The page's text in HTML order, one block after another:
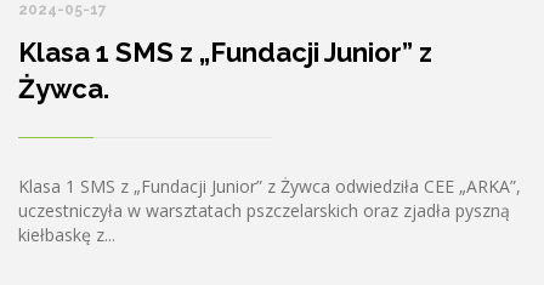
2024-05-17
Klasa 1 SMS z „Fundacji Junior” z
Żywca.
Klasa 1 SMS z „Fundacji Junior” z Żywca odwiedziła CEE „ARKA”,
uczestniczyła w warsztatach pszczelarskich oraz zjadła pyszną
kiełbaskę z...